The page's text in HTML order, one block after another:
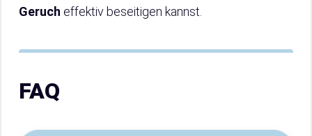
Geruch effektiv beseitigen kannst.
FAQ